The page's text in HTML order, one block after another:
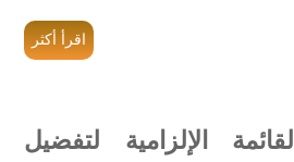
اقرأ أكثر
القائمة الإلزامية لتفضيل